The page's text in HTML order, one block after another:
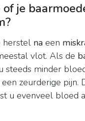
je
herstel na een
vlot. Als de
steeds minder
zeurderige pijn.
u evenveel bloed